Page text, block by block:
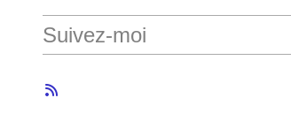
Suivez-moi